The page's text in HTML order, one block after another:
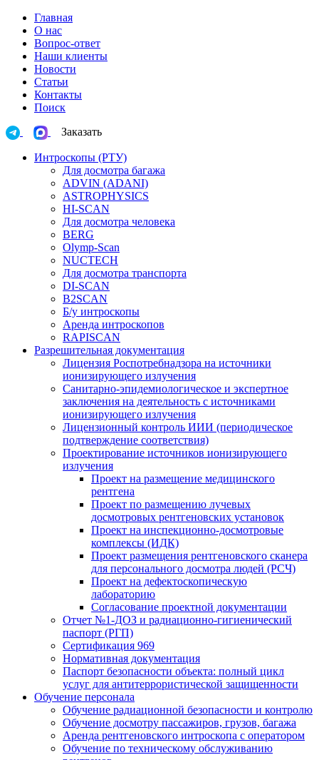
Главная
О нас
Вопрос-ответ
Наши клиенты
Новости
Статьи
Контакты
Поиск
Заказать
Интроскопы (РТУ)
Для досмотра багажа
ADVIN (ADANI)
ASTROPHYSICS
HI-SCAN
Для досмотра человека
BERG
Olymp-Scan
NUCTECH
Для досмотра транспорта
DI-SCAN
B2SCAN
Б/у интроскопы
Аренда интроскопов
RAPISCAN
Разрешительная документация
Лицензия Роспотребнадзора на источники
ионизирующего излучения
Санитарно-эпидемиологическое и экспертное
заключения на деятельность с источниками
ионизирующего излучения
Лицензионный контроль ИИИ (периодическое
подтверждение соответствия)
Проектирование источников ионизирующего
излучения
Проект на размещение медицинского
рентгена
Проект по размещению лучевых
досмотровых рентгеновских установок
Проект на инспекционно-досмотровые
комплексы (ИДК)
Проект размещения рентгеновского сканера
для персонального досмотра людей (РСЧ)
Проект на дефектоскопическую
лабораторию
Согласование проектной документации
Отчет №1-ДОЗ и радиационно-гигиенический
паспорт (РГП)
Сертификация 969
Нормативная документация
Паспорт безопасности объекта: полный цикл
услуг для антитеррористической защищенности
Обучение персонала
Обучение радиационной безопасности и контролю
Обучение досмотру пассажиров, грузов, багажа
Аренда рентгеновского интроскопа с оператором
Обучение по техническому обслуживанию